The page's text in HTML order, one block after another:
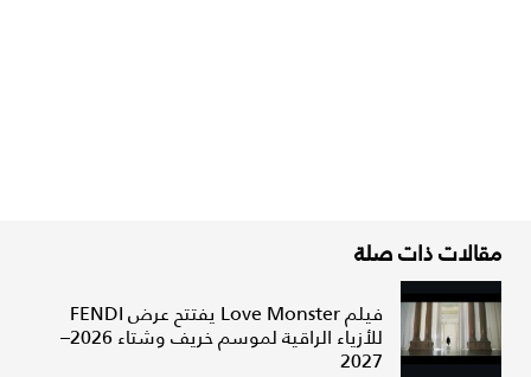
مقالات ذات صلة
فيلم Love Monster يفتتح عرض FENDI
للأزياء الراقية لموسم خريف وشتاء 2026–
2027